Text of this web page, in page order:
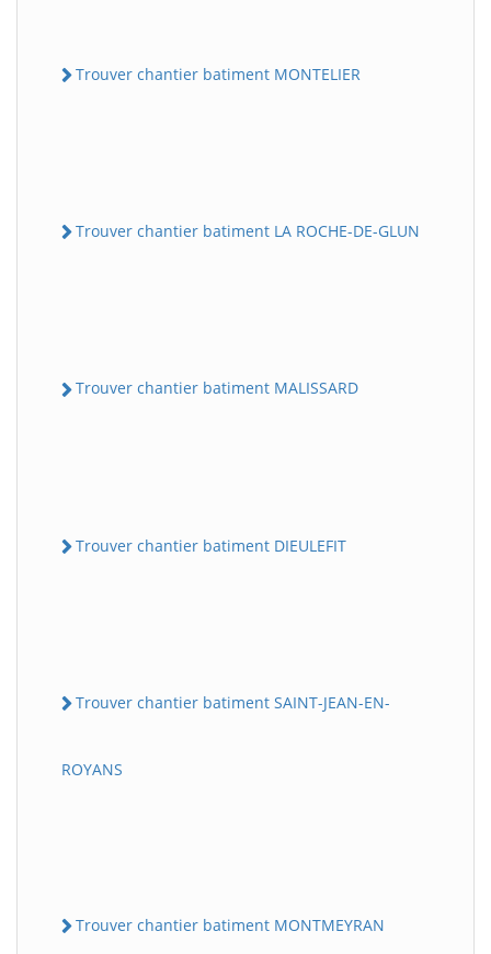
Trouver chantier batiment MONTELIER
Trouver chantier batiment LA ROCHE-DE-GLUN
Trouver chantier batiment MALISSARD
Trouver chantier batiment DIEULEFIT
Trouver chantier batiment SAINT-JEAN-EN-
ROYANS
Trouver chantier batiment MONTMEYRAN